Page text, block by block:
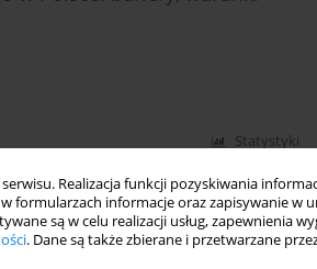
Realizacja funkcji pozyskiwania
formularzach informacje oraz zapisywanie w
są w celu realizacji usług, zapewnienia
. Dane są także zbierane i przetwarzane
Statystyki